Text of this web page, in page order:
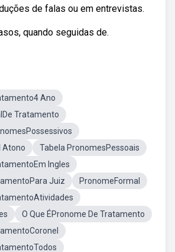
de falas ou em entrevistas.
quando seguidas de.
Ano
Tratamento
Atono
Tabela PronomesPessoais
Ingles
Juiz
PronomeFormal
O Que ÉPronome De Tratamento